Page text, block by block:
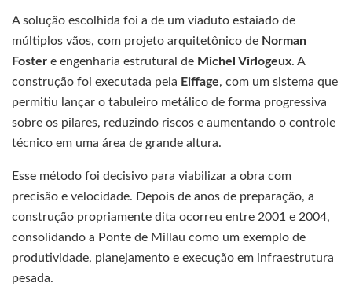
A solução escolhida foi a de um viaduto estaiado de
múltiplos vãos, com projeto arquitetônico de Norman
Foster e engenharia estrutural de Michel Virlogeux. A
construção foi executada pela Eiffage, com um sistema que
permitiu lançar o tabuleiro metálico de forma progressiva
sobre os pilares, reduzindo riscos e aumentando o controle
técnico em uma área de grande altura.
Esse método foi decisivo para viabilizar a obra com
precisão e velocidade. Depois de anos de preparação, a
construção propriamente dita ocorreu entre 2001 e 2004,
consolidando a Ponte de Millau como um exemplo de
produtividade, planejamento e execução em infraestrutura
pesada.